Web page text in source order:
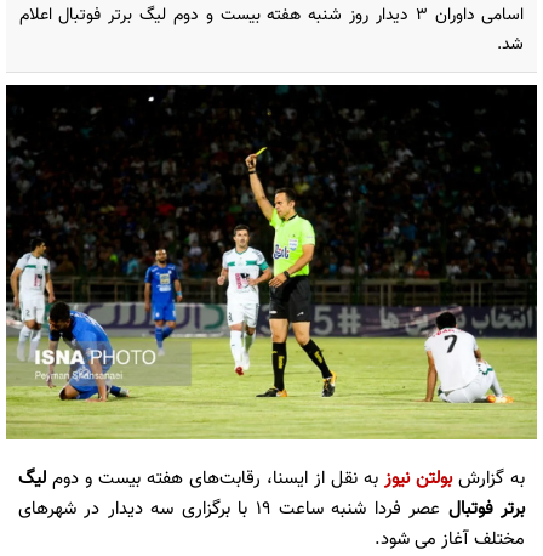
اسامی داوران ۳ دیدار روز شنبه هفته بیست و دوم لیگ برتر فوتبال اعلام
شد.
به گزارش بولتن نیوز به نقل از ایسنا، رقابت‌های هفته بیست و دوم لیگ
برتر فوتبال
عصر فردا شنبه ساعت ۱۹ با برگزاری سه دیدار در شهرهای
مختلف آغاز می شود.